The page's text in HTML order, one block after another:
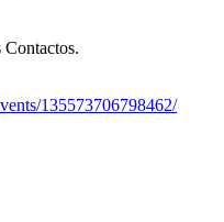
135573706798462/